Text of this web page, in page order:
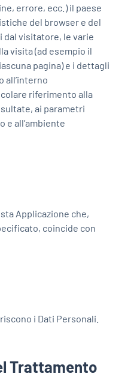
errore, ecc.) il paese
del browser e del
visitatore, le varie
visita (ad esempio il
pagina) e i dettagli
all’interno
riferimento alla
ai parametri
e all’ambiente
Applicazione che,
coincide con
i Dati Personali.
Trattamento